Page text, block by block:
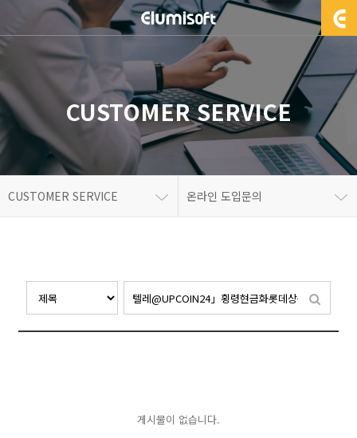
CUSTOMER SERVICE
CUSTOMER SERVICE 온라인 도입문의
게시물이 없습니다.